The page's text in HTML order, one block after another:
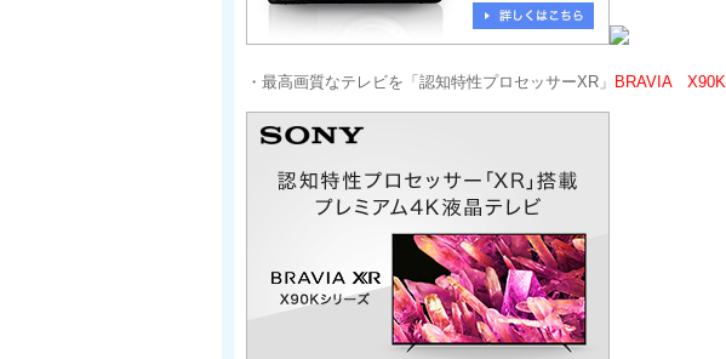
・最高画質なテレビを「認知特性プロセッサーXR」 BRAVIA X90K